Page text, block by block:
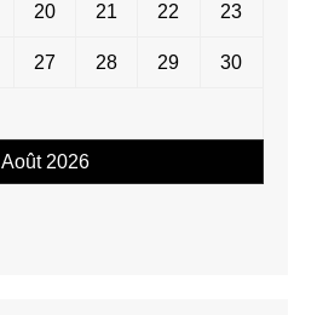
Août 2026
20 21 22 23
27 28 29 30